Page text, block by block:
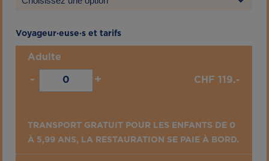
Voyageur·euse·s et tarifs
Adulte
- + CHF 119.-
TRANSPORT GRATUIT POUR LES ENFANTS DE 0
À 5,99 ANS, LA RESTAURATION SE PAIE À BORD.